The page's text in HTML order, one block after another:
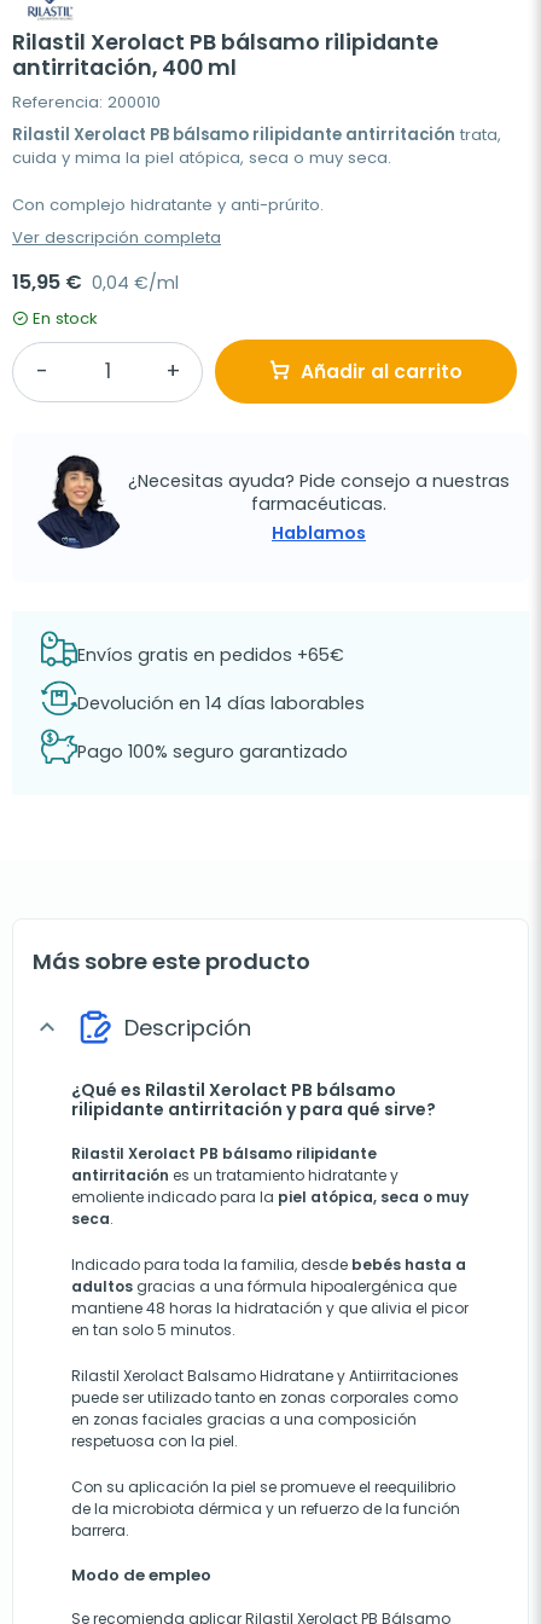
Rilastil Xerolact PB bálsamo rilipidante
antirritación, 400 ml
Referencia: 200010
Rilastil Xerolact PB bálsamo rilipidante antirritación trata,
cuida y mima la piel atópica, seca o muy seca.
Con complejo hidratante y anti-prúrito.
Ver descripción completa
15,95 € 0,04 €/ml
En stock
Añadir al carrito
¿Necesitas ayuda? Pide consejo a nuestras
farmacéuticas.
Hablamos
Envíos gratis en pedidos +65€
Devolución en 14 días laborables
Pago 100% seguro garantizado
Más sobre este producto
expand_more Descripción
¿Qué es Rilastil Xerolact PB bálsamo
rilipidante antirritación y para qué sirve?
Rilastil Xerolact PB bálsamo rilipidante
antirritación es un tratamiento hidratante y
emoliente indicado para la piel atópica, seca o muy
seca.
Indicado para toda la familia, desde bebés hasta a
adultos gracias a una fórmula hipoalergénica que
mantiene 48 horas la hidratación y que alivia el picor
en tan solo 5 minutos.
Rilastil Xerolact Balsamo Hidratane y Antiirritaciones
puede ser utilizado tanto en zonas corporales como
en zonas faciales gracias a una composición
respetuosa con la piel.
Con su aplicación la piel se promueve el reequilibrio
de la microbiota dérmica y un refuerzo de la función
barrera.
Modo de empleo
Se recomienda aplicar Rilastil Xerolact PB Bálsamo